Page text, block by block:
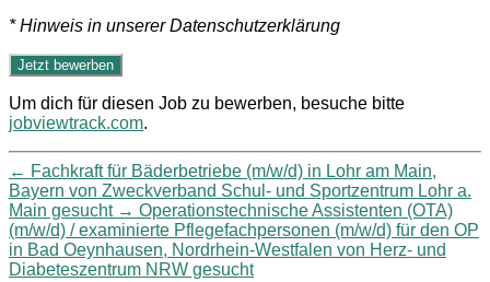
* Hinweis in unserer Datenschutzerklärung
Um dich für diesen Job zu bewerben, besuche bitte
jobviewtrack.com.
← Fachkraft für Bäderbetriebe (m/w/d) in Lohr am Main,
Bayern von Zweckverband Schul- und Sportzentrum Lohr a.
Main gesucht → Operationstechnische Assistenten (OTA)
(m/w/d) / examinierte Pflegefachpersonen (m/w/d) für den OP
in Bad Oeynhausen, Nordrhein-Westfalen von Herz- und
Diabeteszentrum NRW gesucht